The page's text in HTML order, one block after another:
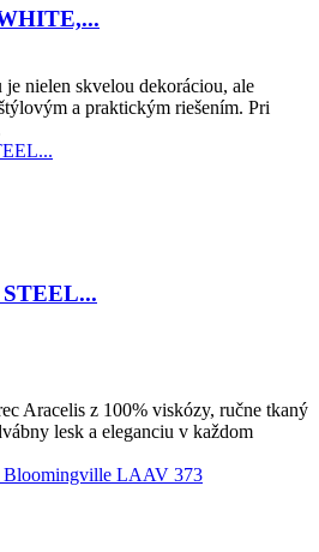
nielen skvelou dekoráciou, ale
a praktickým riešením. Pri
Aracelis z 100% viskózy, ručne tkaný
lesk a eleganciu v každom